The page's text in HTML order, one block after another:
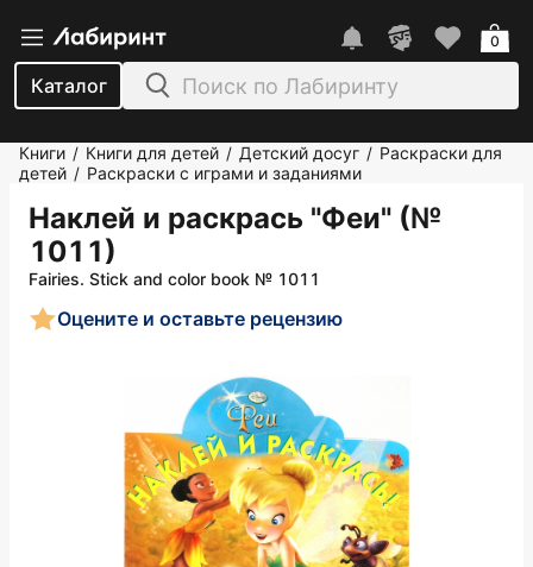
Каталог
0
Книги / Книги для детей / Детский досуг / Раскраски для
детей / Раскраски с играми и заданиями
Наклей и раскрась "Феи" (№
1011)
Fairies. Stick and color book № 1011
Оцените и оставьте рецензию